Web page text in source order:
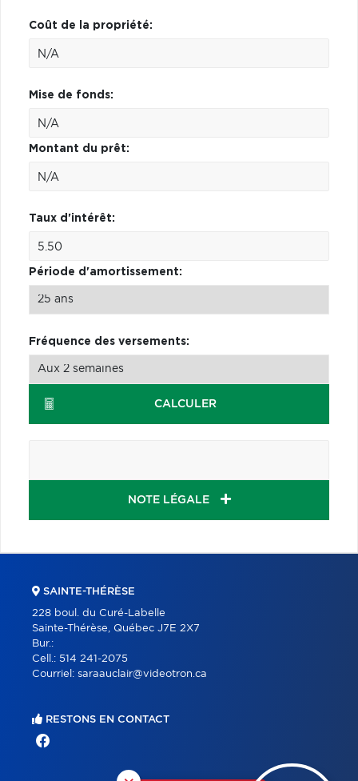
Coût de la propriété:
Mise de fonds:
Montant du prêt:
Taux d'intérêt:
Période d'amortissement:
Fréquence des versements:
CALCULER
NOTE LÉGALE
SAINTE-THÉRÈSE
228 boul. du Curé-Labelle
Sainte-Thérèse, Québec J7E 2X7
Bur.:
Cell.: 514 241-2075
Courriel: saraauclair@videotron.ca
RESTONS EN CONTACT